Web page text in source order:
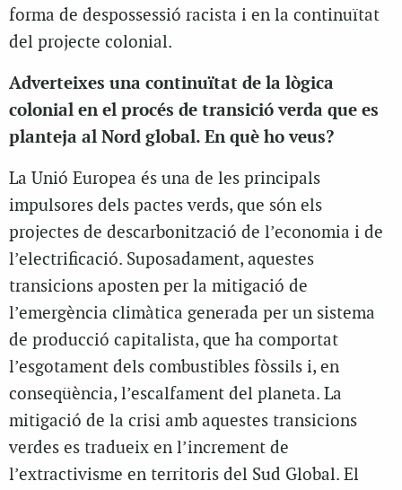
forma de despossessió racista i en la continuïtat
del projecte colonial.
Adverteixes una continuïtat de la lògica
colonial en el procés de transició verda que es
planteja al Nord global. En què ho veus?
La Unió Europea és una de les principals
impulsores dels pactes verds, que són els
projectes de descarbonització de l’economia i de
l’electrificació. Suposadament, aquestes
transicions aposten per la mitigació de
l’emergència climàtica generada per un sistema
de producció capitalista, que ha comportat
l’esgotament dels combustibles fòssils i, en
conseqüència, l’escalfament del planeta. La
mitigació de la crisi amb aquestes transicions
verdes es tradueix en l’increment de
l’extractivisme en territoris del Sud Global. El